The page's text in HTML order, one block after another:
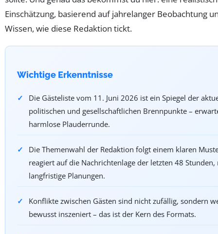
Einschätzung, basierend auf jahrelanger Beobachtung
Wissen, wie diese Redaktion tickt.
Wichtige Erkenntnisse
Die Gästeliste vom 11. Juni 2026 ist ein Spiegel der
politischen und gesellschaftlichen Brennpunkte –
harmlose Plauderrunde.
Die Themenwahl der Redaktion folgt einem klaren
reagiert auf die Nachrichtenlage der letzten 48 Stunden,
langfristige Planungen.
Konflikte zwischen Gästen sind nicht zufällig, sondern
bewusst inszeniert – das ist der Kern des Formats.